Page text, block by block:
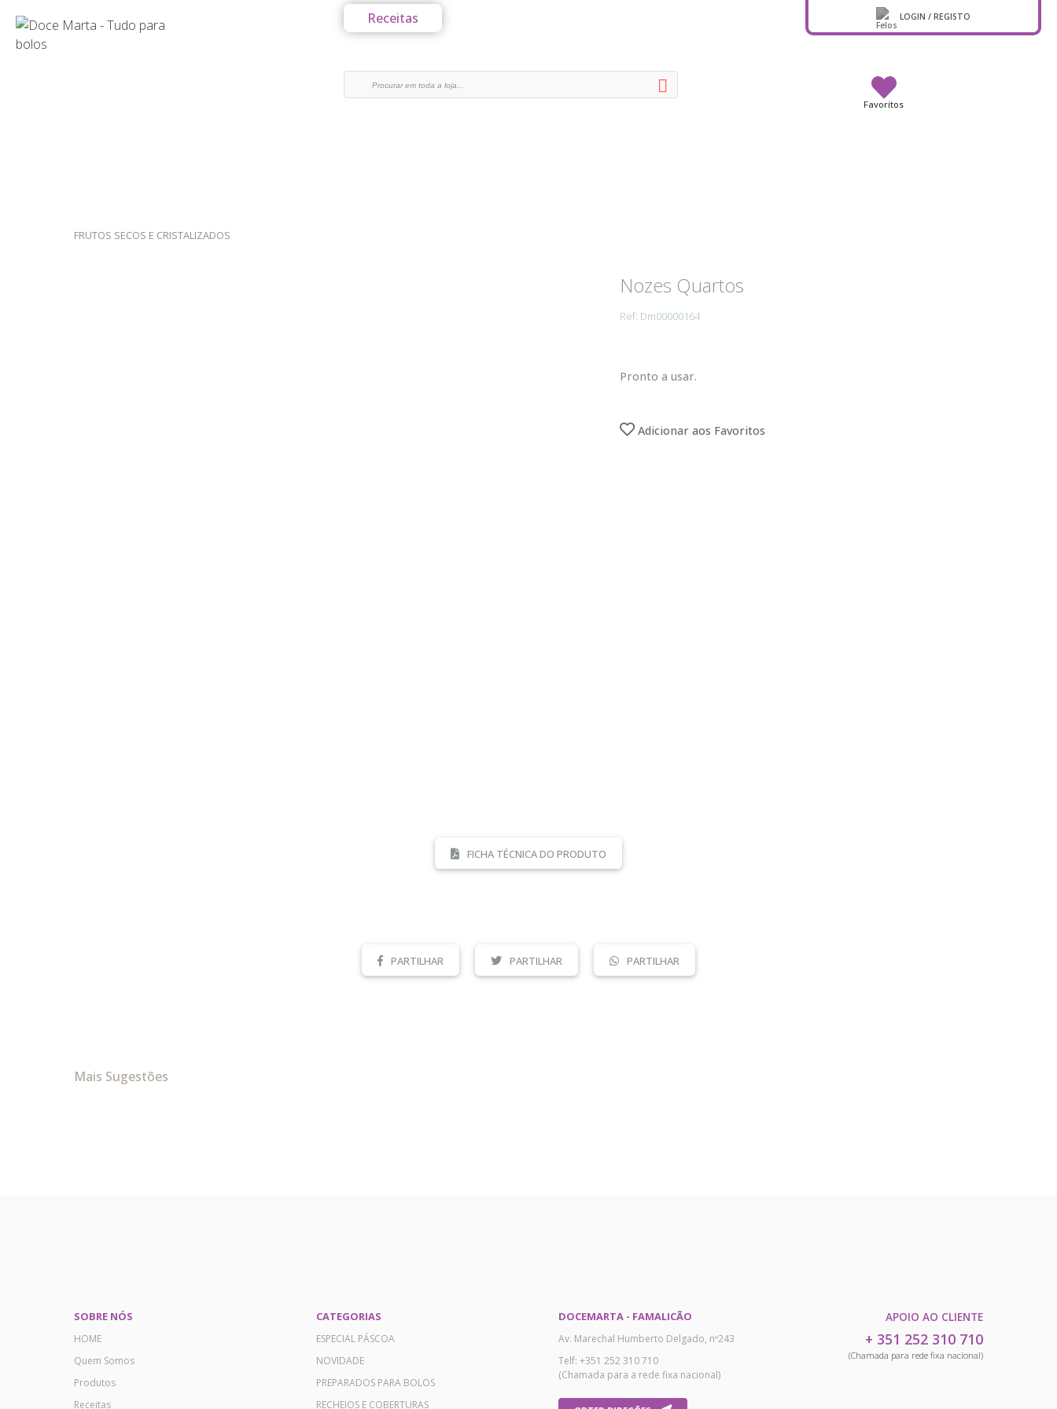
Receitas LOGIN / REGISTO
Favoritos
FRUTOS SECOS E CRISTALIZADOS
Nozes Quartos
Ref: Dm00000164
Pronto a usar.
Adicionar aos Favoritos
FICHA TÉCNICA DO PRODUTO
PARTILHAR PARTILHAR PARTILHAR
Mais Sugestões
SOBRE NÓS
HOME
Quem Somos
Produtos
Receitas
CATEGORIAS
ESPECIAL PÁSCOA
NOVIDADE
PREPARADOS PARA BOLOS
RECHEIOS E COBERTURAS
DOCEMARTA - FAMALICÃO
Av. Marechal Humberto Delgado, nº243
Telf: +351 252 310 710
(Chamada para a rede fixa nacional)
APOIO AO CLIENTE
+ 351 252 310 710
(Chamada para rede fixa nacional)